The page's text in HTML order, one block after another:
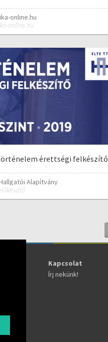
online.hu
online.hu
érettségi felkészítő
Hallgatói Alapítvány
Kapcsolat
Írj nekünk!